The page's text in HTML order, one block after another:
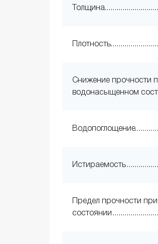
Толщина
Плотность
Снижение прочности
водонасыщенном
Водопоглощение
Истираемость
Предел прочности
состоянии